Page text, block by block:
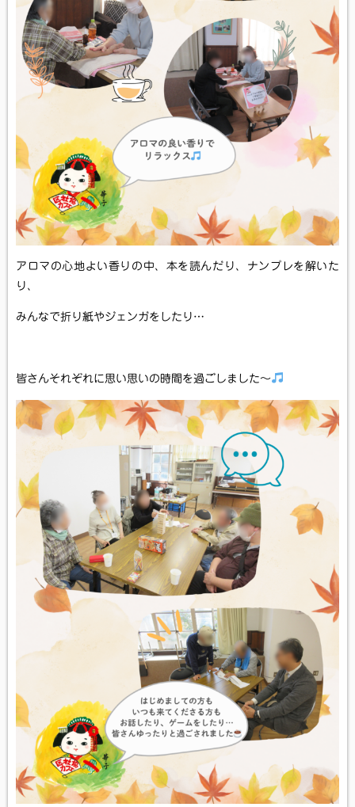
アロマの心地よい香りの中、本を読んだり、ナンプレを解いた
り、
みんなで折り紙やジェンガをしたり…
皆さんそれぞれに思い思いの時間を過ごしました～